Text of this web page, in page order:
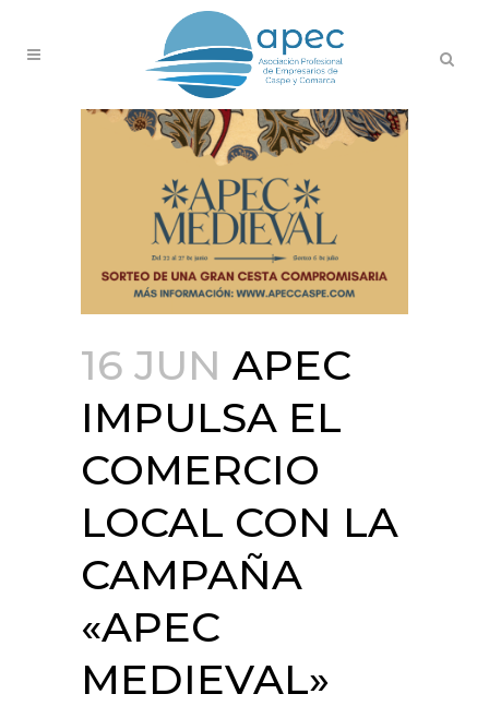
16 JUN APEC
IMPULSA EL
COMERCIO
LOCAL CON LA
CAMPAÑA
«APEC
MEDIEVAL»